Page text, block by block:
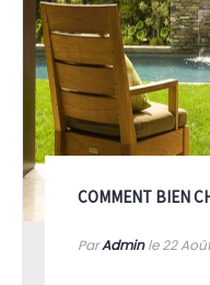
COMMENT BIEN
ParAdminle 22